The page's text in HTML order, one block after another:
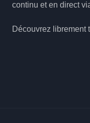
continu et en direct
Découvrez librement